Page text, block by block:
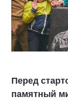
Перед
памятный